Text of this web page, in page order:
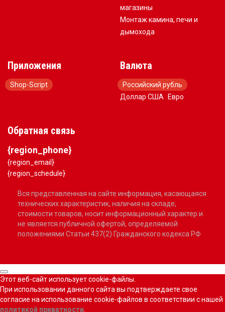
магазины
Монтаж камина, печи и
дымохода
Приложения
Shop-Script
Валюта
Российский рубль
Доллар США
Евро
Обратная связь
{region_phone}
{region_email}
{region_schedule}
Вся представленная на сайте информация, касающаяся
технических характеристик, наличия на складе,
стоимости товаров, носит информационный характер и
не является публичной офертой, определяемой
положениями Статьи 437(2) Гражданского кодекса РФ
Этот веб-сайт использует cookie-файлы.
При использовании данного сайта вы подтверждаете свое
согласие на использование cookie-файлов в соответствии с нашей
политикой приватности